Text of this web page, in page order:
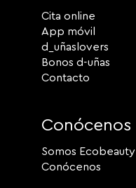
Cita online
App móvil
d_uñaslovers
Bonos d-uñas
Contacto
Conócenos
Somos Ecobeauty
Conócenos